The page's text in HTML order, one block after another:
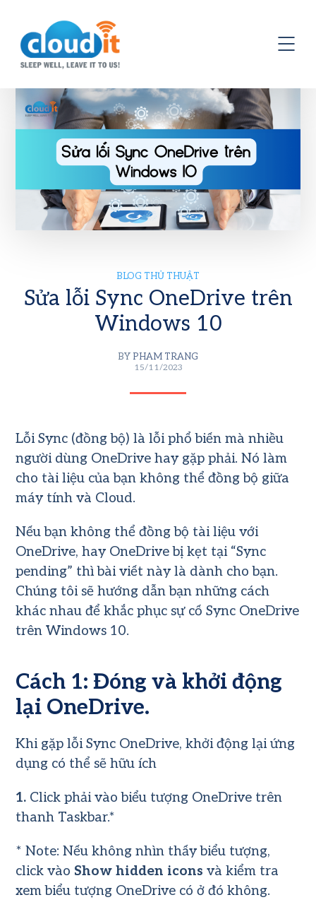
BLOG THỦ THUẬT
Sửa lỗi Sync OneDrive trên
Windows 10
BY PHAM TRANG
15/11/2023
Lỗi Sync (đồng bộ) là lỗi phổ biến mà nhiều
người dùng OneDrive hay gặp phải. Nó làm
cho tài liệu của bạn không thể đồng bộ giữa
máy tính và Cloud.
Nếu bạn không thể đồng bộ tài liệu với
OneDrive, hay OneDrive bị kẹt tại “Sync
pending” thì bài viết này là dành cho bạn.
Chúng tôi sẽ hướng dẫn bạn những cách
khác nhau để khắc phục sự cố Sync OneDrive
trên Windows 10.
Cách 1: Đóng và khởi động
lại OneDrive.
Khi gặp lỗi Sync OneDrive, khởi động lại ứng
dụng có thể sẽ hữu ích
1. Click phải vào biểu tượng OneDrive trên
thanh Taskbar.*
* Note: Nếu không nhìn thấy biểu tượng,
click vào Show hidden iconsvà kiểm tra
xem biểu tượng OneDrive có ở đó không.